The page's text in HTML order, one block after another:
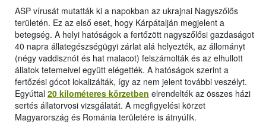
ASP vírusát mutatták ki a napokban az ukrajnai Nagyszőlős
területén. Ez az első eset, hogy Kárpátalján megjelent a
betegség. A helyi hatóságok a fertőzött nagyszőlősi gazdaságot
40 napra állategészségügyi zárlat alá helyezték, az állományt
(négy vaddisznót és hat malacot) felszámolták és az elhullott
állatok tetemeivel együtt elégették. A hatóságok szerint a
fertőzési gócot lokalizálták, így az nem jelent további veszélyt.
Egyúttal 20 kilométeres körzetben elrendelték az összes házi
sertés állatorvosi vizsgálatát. A megfigyelési körzet
Magyarország és Románia területére is átnyúlik.